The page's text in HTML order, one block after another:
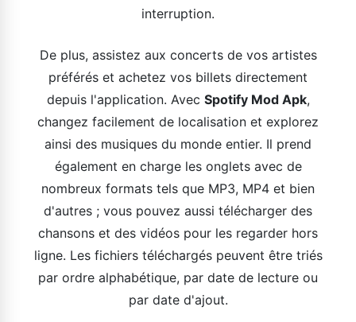
interruption.
De plus, assistez aux concerts de vos artistes
préférés et achetez vos billets directement
depuis l'application. Avec Spotify Mod Apk,
changez facilement de localisation et explorez
ainsi des musiques du monde entier. Il prend
également en charge les onglets avec de
nombreux formats tels que MP3, MP4 et bien
d'autres ; vous pouvez aussi télécharger des
chansons et des vidéos pour les regarder hors
ligne. Les fichiers téléchargés peuvent être triés
par ordre alphabétique, par date de lecture ou
par date d'ajout.